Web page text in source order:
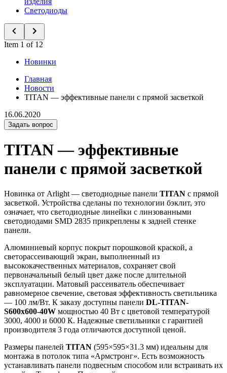
Светодиоды
Item 1 of 12
Новинки
Главная
Новости
TITAN — эффективные панели с прямой засветкой
16.06.2020
Задать вопрос
TITAN — эффективные
панели с прямой засветкой
Новинка от Arlight — светодиодные панели TITAN с прямой
засветкой. Устройства сделаны по технологии бэклит, это
означает, что светодиодные линейки с линзованными
светодиодами SMD 2835 прикреплены к задней стенке
панели.
Алюминиевый корпус покрыт порошковой краской, а
светорассеивающий экран, выполненный из
высококачественных материалов, сохраняет свой
первоначальный белый цвет даже после длительной
эксплуатации. Матовый рассеиватель обеспечивает
равномерное свечение, световая эффективность светильника
— 100 лм/Вт. К заказу доступны панели DL-TITAN-
S600x600-40W мощностью 40 Вт с цветовой температурой
3000, 4000 и 6000 К. Надежные светильники с гарантией
производителя 3 года отличаются доступной ценой.
Размеры панелей TITAN (595×595×31.3 мм) идеальны для
монтажа в потолок типа «Армстронг». Есть возможность
устанавливать панели подвесным способом или встраивать их